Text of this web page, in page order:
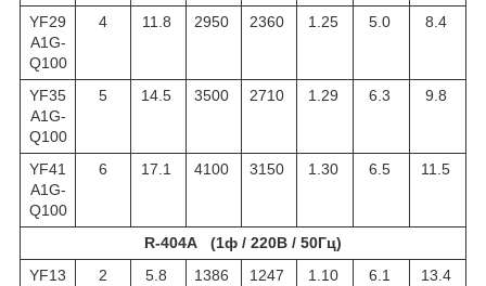
YF29
A1G-
Q100
4 11.8 2950 2360 1.25 5.0 8.4
YF35
A1G-
Q100
5 14.5 3500 2710 1.29 6.3 9.8
YF41
A1G-
Q100
6 17.1 4100 3150 1.30 6.5 11.5
R-404A (1ф / 220В / 50Гц)
YF13
2 5.8 1386 1247 1.10 6.1 13.4